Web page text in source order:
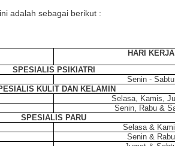
adalah sebagai berikut :
HARI KERJA
SPESIALIS PSIKIATRI
Senin - Sabtu
KULIT DAN KELAMIN
Selasa, Kamis,
Senin, Rabu &
SPESIALIS PARU
Selasa &
Senin & Rabu